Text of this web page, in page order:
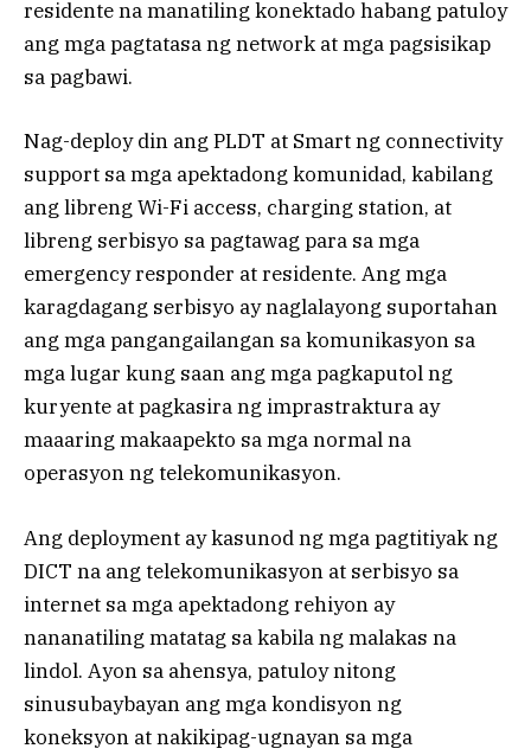
residente na manatiling konektado habang patuloy
ang mga pagtatasa ng network at mga pagsisikap
sa pagbawi.
Nag-deploy din ang PLDT at Smart ng connectivity
support sa mga apektadong komunidad, kabilang
ang libreng Wi-Fi access, charging station, at
libreng serbisyo sa pagtawag para sa mga
emergency responder at residente. Ang mga
karagdagang serbisyo ay naglalayong suportahan
ang mga pangangailangan sa komunikasyon sa
mga lugar kung saan ang mga pagkaputol ng
kuryente at pagkasira ng imprastraktura ay
maaaring makaapekto sa mga normal na
operasyon ng telekomunikasyon.
Ang deployment ay kasunod ng mga pagtitiyak ng
DICT na ang telekomunikasyon at serbisyo sa
internet sa mga apektadong rehiyon ay
nananatiling matatag sa kabila ng malakas na
lindol. Ayon sa ahensya, patuloy nitong
sinusubaybayan ang mga kondisyon ng
koneksyon at nakikipag-ugnayan sa mga